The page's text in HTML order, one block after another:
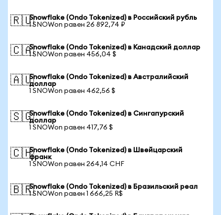
🇷🇺Snowflake (Ondo Tokenized) в Российский рубль
1 SNOWon равен 26 892,74 ₽
🇨🇦Snowflake (Ondo Tokenized) в Канадский доллар
1 SNOWon равен 456,04 $
🇦🇺Snowflake (Ondo Tokenized) в Австралийский
доллар
1 SNOWon равен 462,56 $
🇸🇬Snowflake (Ondo Tokenized) в Сингапурский
доллар
1 SNOWon равен 417,76 $
🇨🇭Snowflake (Ondo Tokenized) в Швейцарский
франк
1 SNOWon равен 264,14 CHF
🇧🇷Snowflake (Ondo Tokenized) в Бразильский реал
1 SNOWon равен 1 666,25 R$